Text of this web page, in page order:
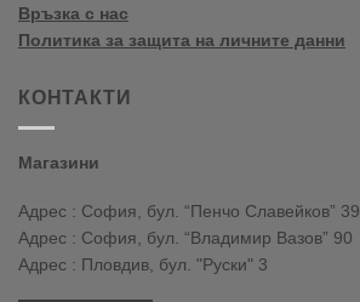
Връзка с нас
Политика за защита на личните данни
КОНТАКТИ
Магазини
Адрес : София, бул. “Пенчо Славейков” 39
Адрес : София, бул. “Владимир Вазов” 90
Адрес : Пловдив, бул. "Руски" 3